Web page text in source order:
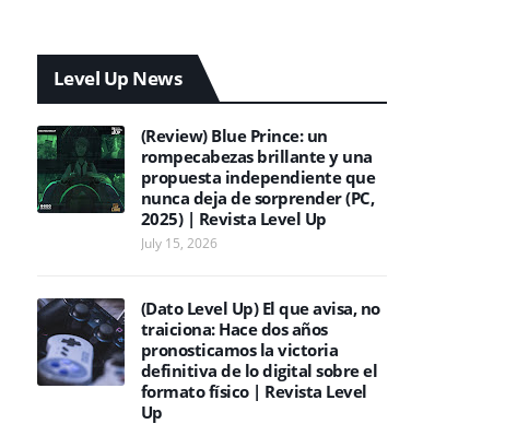
Level Up News
(Review) Blue Prince: un
rompecabezas brillante y una
propuesta independiente que
nunca deja de sorprender (PC,
2025) | Revista Level Up
July 15, 2026
(Dato Level Up) El que avisa, no
traiciona: Hace dos años
pronosticamos la victoria
definitiva de lo digital sobre el
formato físico | Revista Level
Up